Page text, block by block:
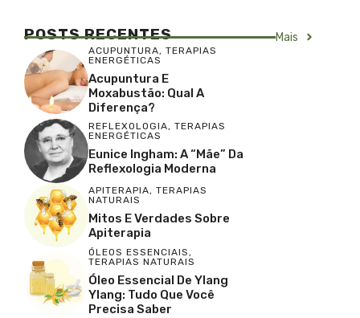
POSTS RECENTES Mais
ACUPUNTURA, TERAPIAS
ENERGÉTICAS
Acupuntura E
Moxabustão: Qual A
Diferença?
REFLEXOLOGIA, TERAPIAS
ENERGÉTICAS
Eunice Ingham: A “Mãe” Da
Reflexologia Moderna
APITERAPIA, TERAPIAS
NATURAIS
Mitos E Verdades Sobre
Apiterapia
ÓLEOS ESSENCIAIS ,
TERAPIAS NATURAIS
Óleo Essencial De Ylang
Ylang: Tudo Que Você
Precisa Saber